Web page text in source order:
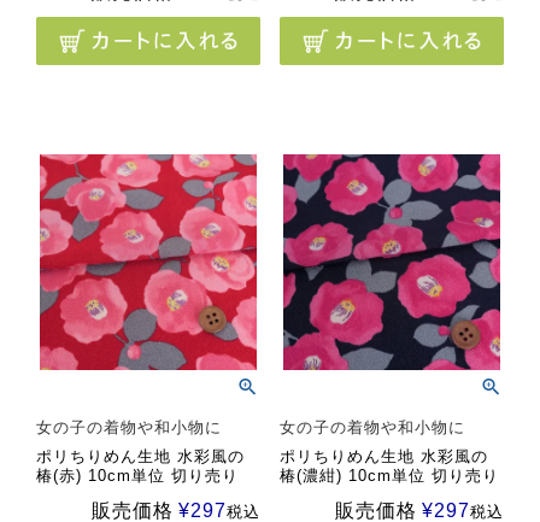
女の子の着物や和小物に
ポリちりめん生地 水彩風の
椿(赤) 10cm単位 切り売り
販売価格 ¥297税込
女の子の着物や和小物に
ポリちりめん生地 水彩風の
椿(濃紺) 10cm単位 切り売り
販売価格 ¥297税込